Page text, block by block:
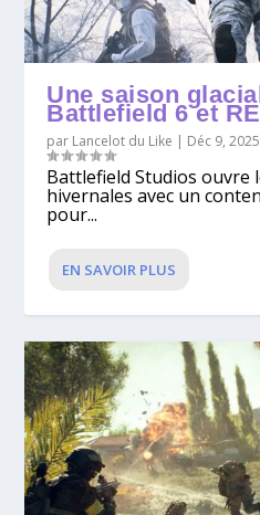
Une saison
Battlefield 6 et
par Lancelot du Like | Déc 9, 2025
Battlefield Studios ouvre
hivernales avec un
pour...
EN SAVOIR PLUS